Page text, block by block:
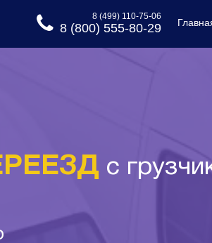
8 (499) 110-75-06
8 (800) 555-80-29
с